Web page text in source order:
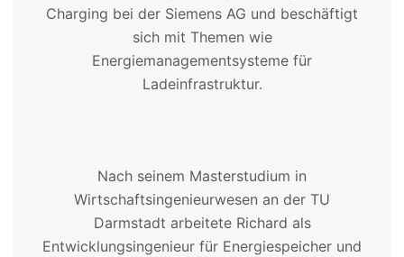
Charging bei der Siemens AG und beschäftigt
sich mit Themen wie
Energiemanagementsysteme für
Ladeinfrastruktur.
Nach seinem Masterstudium in
Wirtschaftsingenieurwesen an der TU
Darmstadt arbeitete Richard als
Entwicklungsingenieur für Energiespeicher und